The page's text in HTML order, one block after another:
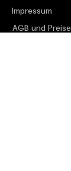
Impressum
AGB und Preise